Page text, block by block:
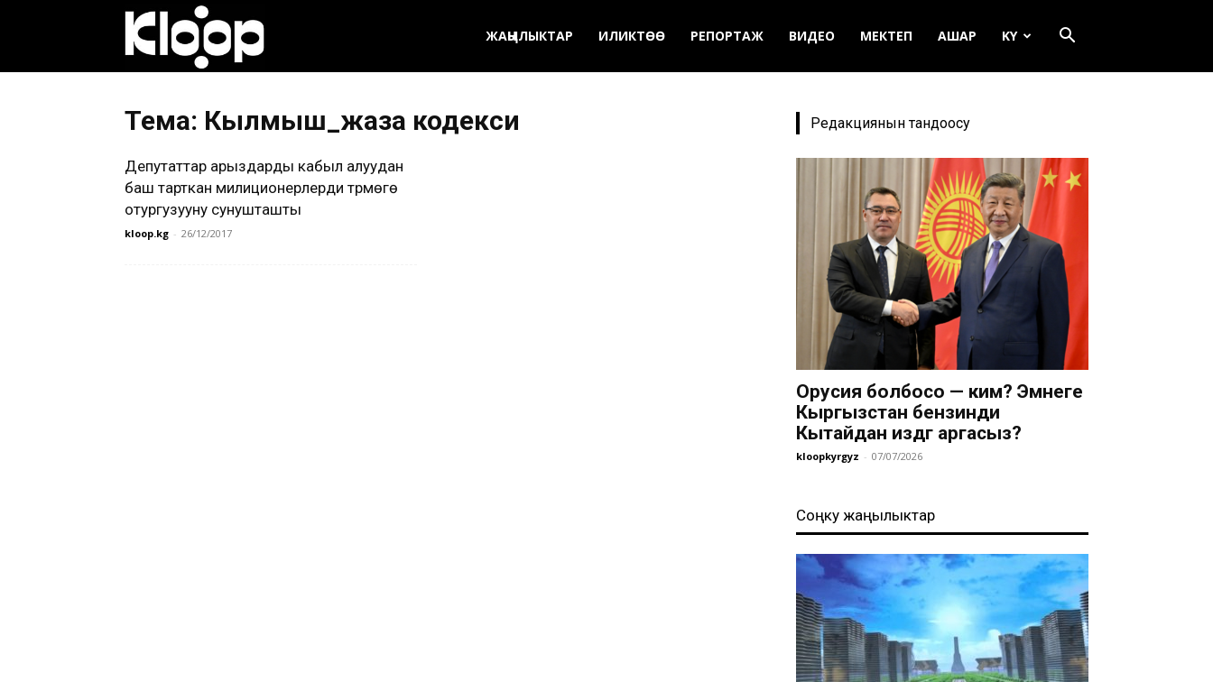
|
ЖАҢЫЛЫКТАР ИЛИКТӨӨ РЕПОРТАЖ ВИДЕО МЕКТЕП АШАР KY
Тема: Кылмыш_жаза кодекси
Депутаттар арыздарды кабыл алуудан
баш тарткан милиционерлерди түрмөгө
отургузууну сунушташты
kloop.kg - 26/12/2017
Редакциянын тандоосу
Орусия болбосо — ким? Эмнеге
Кыргызстан бензинди
Кытайдан издөөгө аргасыз?
kloopkyrgyz - 07/07/2026
Соңку жаңылыктар